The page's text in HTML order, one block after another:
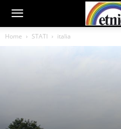
Home STATI italia